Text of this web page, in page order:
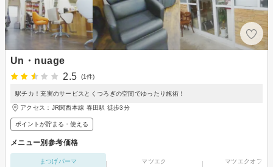
Un・nuage
2.5
(1件)
駅チカ！充実のサービスとくつろぎの空間でゆったり施術！
アクセス：JR関西本線 春田駅 徒歩3分
ポイントが貯まる・使える
メニュー別参考価格
まつげパーマ マツエク マツエクオフの